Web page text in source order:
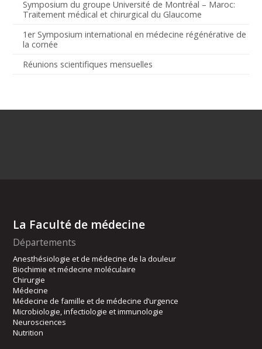
Symposium du groupe Université de Montréal – Maroc:
Traitement médical et chirurgical du Glaucome
1er Symposium international en médecine régénérative de
la cornée
Réunions scientifiques mensuelles
La Faculté de médecine
Départements
Anesthésiologie et de médecine de la douleur
Biochimie et médecine moléculaire
Chirurgie
Médecine
Médecine de famille et de médecine d’urgence
Microbiologie, infectiologie et immunologie
Neurosciences
Nutrition